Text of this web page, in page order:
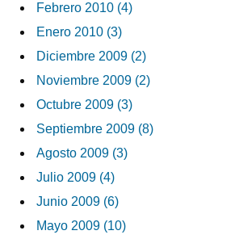
Febrero 2010 (4)
Enero 2010 (3)
Diciembre 2009 (2)
Noviembre 2009 (2)
Octubre 2009 (3)
Septiembre 2009 (8)
Agosto 2009 (3)
Julio 2009 (4)
Junio 2009 (6)
Mayo 2009 (10)